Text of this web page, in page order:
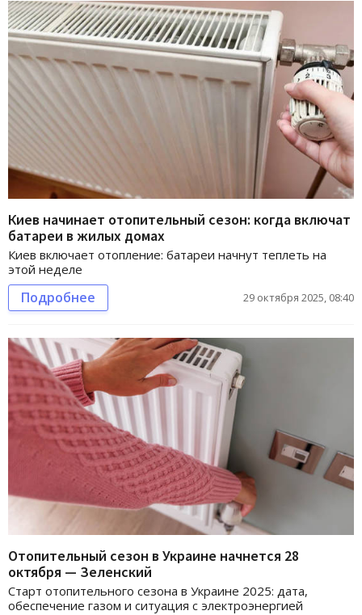
Киев начинает отопительный сезон: когда включат
батареи в жилых домах
Киев включает отопление: батареи начнут теплеть на
этой неделе
Подробнее 29 октября 2025, 08:40
Отопительный сезон в Украине начнется 28
октября — Зеленский
Старт отопительного сезона в Украине 2025: дата,
обеспечение газом и ситуация с электроэнергией